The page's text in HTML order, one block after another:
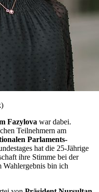
Fazylova war dabei.
Teilnehmern am
Parlaments-
hat die 25-Jährige
ihre Stimme bei der
Wahlergebnis bin ich